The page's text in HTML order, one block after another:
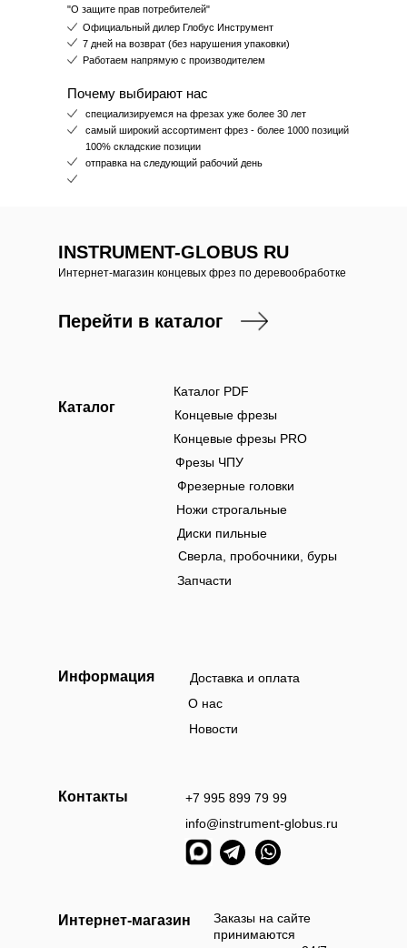
"О защите прав потребителей"
Почему выбирают нас
специализируемся на фрезах уже более 30 лет
самый широкий ассортимент фрез - более 1000 позиций
100% складские позиции
отправка на следующий рабочий день
Официальный дилер Глобус Инструмент
7 дней на возврат (без нарушения упаковки)
Работаем напрямую с производителем
Заказы на сайте
принимаются
Каталог
Информация
Контакты
+7 995 899 79 99
info@instrument-globus.ru
Интернет-магазин
Концевые фрезы
Каталог PDF
Концевые фрезы PRO
Фрезы ЧПУ
Фрезерные головки
Ножи строгальные
Диски пильные
Сверла, пробочники, буры
Запчасти
Доставка и оплата
О нас
Новости
INSTRUMENT-GLOBUS RU
Интернет-магазин концевых фрез по деревообработке
Перейти в каталог